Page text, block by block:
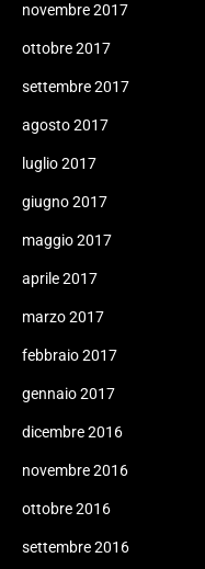
novembre 2017
ottobre 2017
settembre 2017
agosto 2017
luglio 2017
giugno 2017
maggio 2017
aprile 2017
marzo 2017
febbraio 2017
gennaio 2017
dicembre 2016
novembre 2016
ottobre 2016
settembre 2016